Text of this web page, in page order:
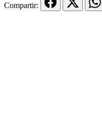
Compartir: